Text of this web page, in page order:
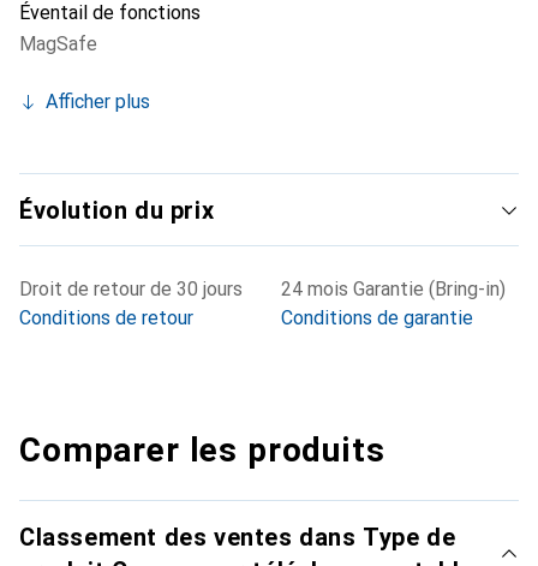
Éventail de fonctions
MagSafe
Afficher plus
Évolution du prix
Droit de retour de 30 jours
Conditions de retour
24 mois Garantie (Bring-in)
Conditions de garantie
Comparer les produits
Classement des ventes dans Type de